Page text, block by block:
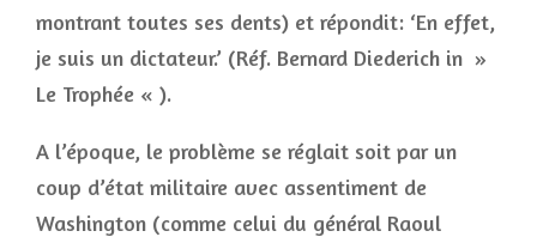
montrant toutes ses dents) et répondit: ‘En effet,
je suis un dictateur.’ (Réf. Bernard Diederich in »
Le Trophée « ).
A l’époque, le problème se réglait soit par un
coup d’état militaire avec assentiment de
Washington (comme celui du général Raoul